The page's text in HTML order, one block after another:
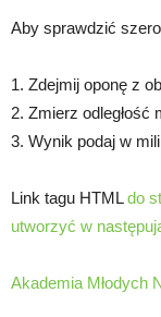
Aby sprawdzić
1. Zdejmij oponę z
2. Zmierz
3. Wynik podaj w
Link tagu HTMLdo
utworzyć w
Akademia Młodych